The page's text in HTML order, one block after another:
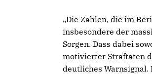
Die Zahlen, die im
insbesondere der
Sorgen. Dass dabei
motivierter Straftaten
deutliches Warnsignal.